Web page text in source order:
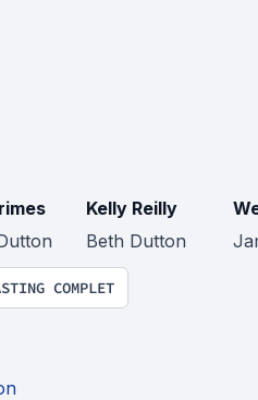
Kelly Reilly
Beth Dutton
COMPLET